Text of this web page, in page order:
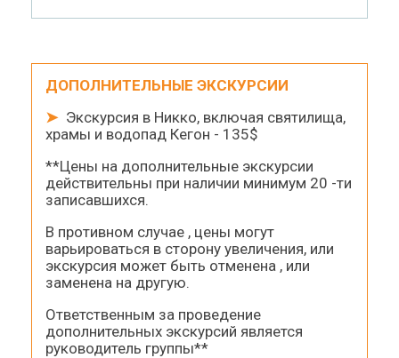
ДОПОЛНИТЕЛЬНЫЕ ЭКСКУРСИИ
➤Экскурсия в Никко, включая святилища,
храмы и водопад Кегон - 135$
**Цены на дополнительные экскурсии
действительны при наличии минимум 20 -ти
записавшихся.
В противном случае , цены могут
варьироваться в сторону увеличения, или
экскурсия может быть отменена , или
заменена на другую.
Ответственным за проведение
дополнительных экскурсий является
руководитель группы**